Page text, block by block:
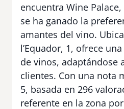
encuentra Wine
se ha ganado la
amantes del vino.
l’Equador, 1, ofrece
de vinos, adaptándose
clientes. Con una nota
5, basada en 296
referente en la zona